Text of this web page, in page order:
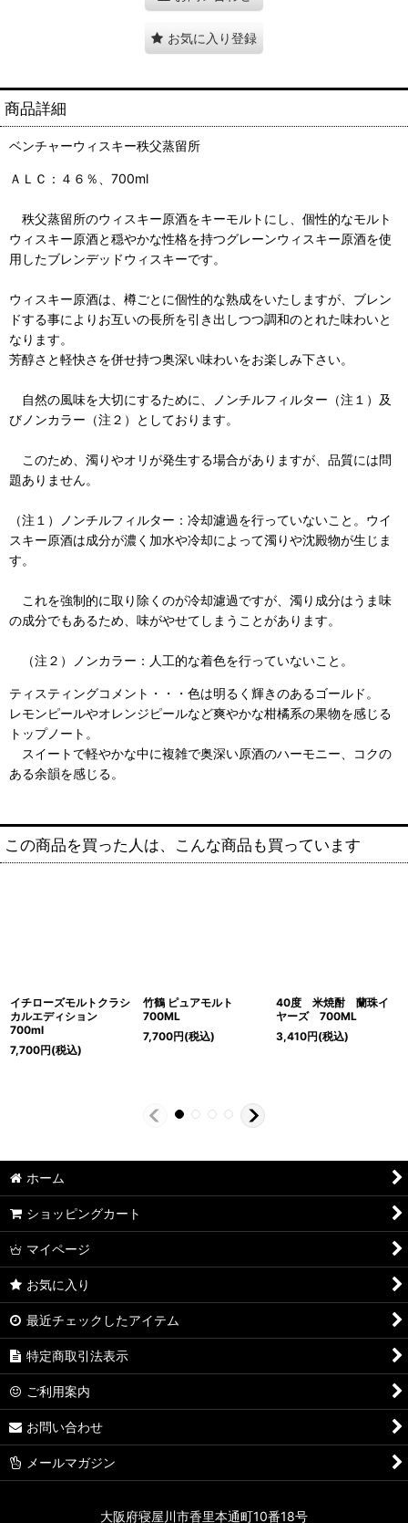
お気に入り登録
商品詳細
ベンチャーウィスキー秩父蒸留所
ＡＬＣ：４６％、700ml
秩父蒸留所のウィスキー原酒をキーモルトにし、個性的なモルト
ウィスキー原酒と穏やかな性格を持つグレーンウィスキー原酒を使
用したブレンデッドウィスキーです。
ウィスキー原酒は、樽ごとに個性的な熟成をいたしますが、ブレン
ドする事によりお互いの長所を引き出しつつ調和のとれた味わいと
なります。
芳醇さと軽快さを併せ持つ奥深い味わいをお楽しみ下さい。
自然の風味を大切にするために、ノンチルフィルター（注１）及
びノンカラー（注２）としております。
このため、濁りやオリが発生する場合がありますが、品質には問
題ありません。
（注１）ノンチルフィルター：冷却濾過を行っていないこと。ウイ
スキー原酒は成分が濃く加水や冷却によって濁りや沈殿物が生じま
す。
これを強制的に取り除くのが冷却濾過ですが、濁り成分はうま味
の成分でもあるため、味がやせてしまうことがあります。
（注２）ノンカラー：人工的な着色を行っていないこと。
ティスティングコメント・・・ 色は明るく輝きのあるゴールド。
レモンピールやオレンジピールなど爽やかな柑橘系の果物を感じる
トップノート。
スイートで軽やかな中に複雑で奥深い原酒のハーモニー、コクの
ある余韻を感じる。
この商品を買った人は、こんな商品も買っています
イチローズモルトクラシ
カルエディション
700ml
7,700円(税込)
竹鶴 ピュアモルト
700ML
7,700円(税込)
40度 米焼酎 蘭珠イ
ヤーズ 700ML
3,410円(税込)
ホーム
ショッピングカート
マイページ
お気に入り
最近チェックしたアイテム
特定商取引法表示
ご利用案内
お問い合わせ
メールマガジン
大阪府寝屋川市香里本通町10番18号